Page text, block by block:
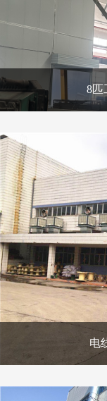
8匹
电